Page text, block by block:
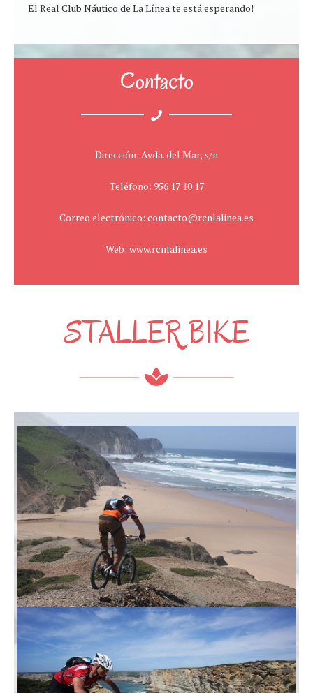
El Real Club Náutico de La Línea te está esperando!
Contacto
Dirección: Avda. del Mar, s/n
Teléfono: 956 17 10 17
Correo electrónico: contacto@rcnlalinea.es
Web: www.rcnlalinea.es
STALLER BIKE